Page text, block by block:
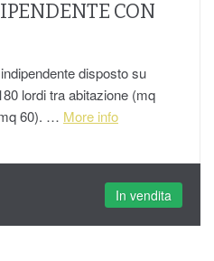
CON
disposto su
lordi tra abitazione (mq
60). … More info
In vendita